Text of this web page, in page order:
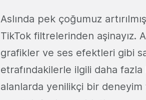
Aslında pek çoğumuz
TikTok filtrelerinden aşinayız.
grafikler ve ses efektleri gibi
etrafındakilerle ilgili daha
alanlarda yenilikçi bir deneyim